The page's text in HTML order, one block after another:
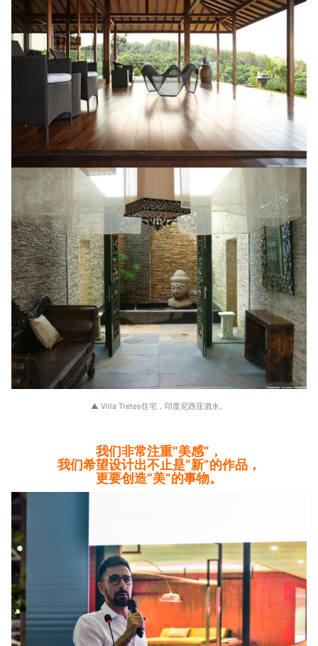
▲ Villa Tretes住宅，印度尼西亚泗水。
我们非常注重“美感”，
我们希望设计出不止是“新”的作品，
更要创造“美”的事物。